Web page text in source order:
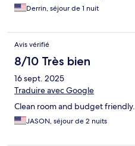
Derrin, séjour de 1 nuit
Avis vérifié
8/10 Très bien
16 sept. 2025
Traduire avec Google
Clean room and budget friendly.
JASON, séjour de 2 nuits